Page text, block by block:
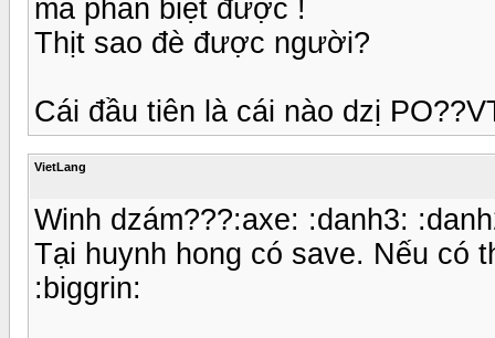
mà phân biệt được !
Thịt sao đè được người?
Cái đầu tiên là cái nào dzị
VietLang
Winh dzám???:axe: :danh3:
Tại huynh hong có save. Nếu có
:biggrin: